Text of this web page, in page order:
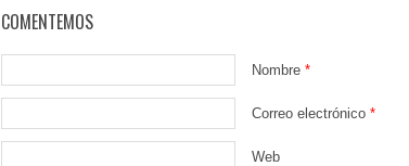
COMENTEMOS
Nombre *
Correo electrónico *
Web